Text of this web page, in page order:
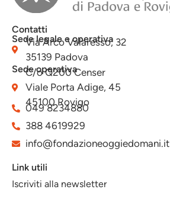
Contatti
Sede legale e operativa
Via Arco Valaresso, 32
35139 Padova
Sede operativa
C/o Q200 Censer
Viale Porta Adige, 45
45100 Rovigo
049 8234880
388 4619929
info@fondazioneoggiedomani.it
Link utili
Iscriviti alla newsletter